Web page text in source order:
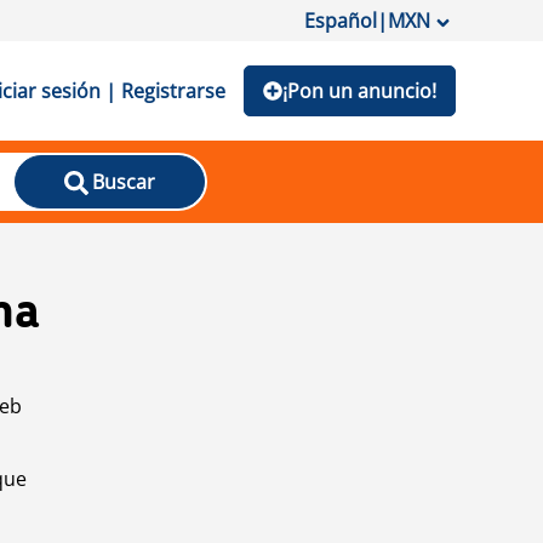
Español|MXN
sesión | Registrarse ¡Pon un anuncio!
Buscar